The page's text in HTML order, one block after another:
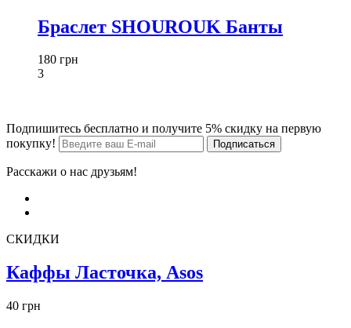
Браслет SHOUROUK Банты
180 грн
3
Подпишитесь бесплатно и получите 5% скидку на первую
покупку!
Расскажи о нас друзьям!
СКИДКИ
Каффы Ласточка, Asos
40 грн